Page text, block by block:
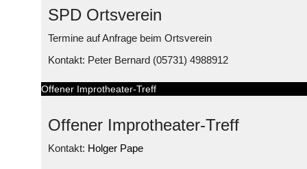
SPD Ortsverein
Termine auf Anfrage beim Ortsverein
Kontakt: Peter Bernard (05731) 4988912
Offener Improtheater-Treff
Offener Improtheater-Treff
Kontakt: Holger Pape